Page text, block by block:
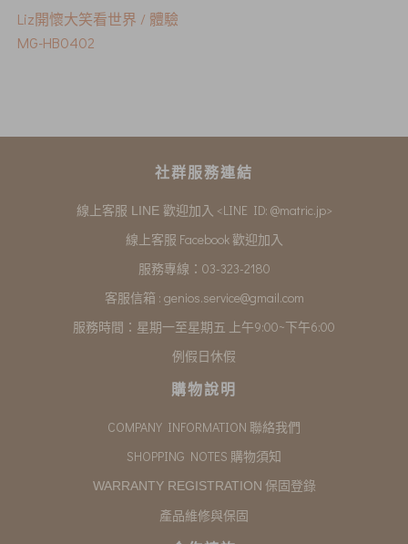
Liz開懷大笑看世界 / 體驗
MG-HB0402
社群服務連結
線上客服 LINE 歡迎加入 <LINE ID: @matric.jp>
線上客服 Facebook 歡迎加入
服務專線：03-323-2180
客服信箱 : genios.service@gmail.com
服務時間：星期一至星期五 上午9:00~下午6:00
例假日休假
購物說明
COMPANY INFORMATION 聯絡我們
SHOPPING NOTES 購物須知
WARRANTY REGISTRATION 保固登錄
產品維修與保固